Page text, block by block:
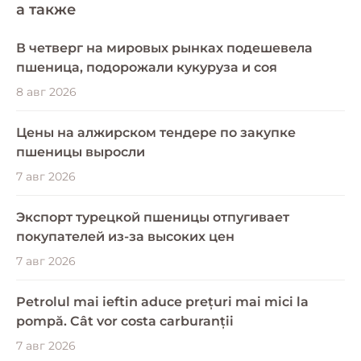
a также
В четверг на мировых рынках подешевела
пшеница, подорожали кукуруза и соя
8 авг 2026
Цены на алжирском тендере по закупке
пшеницы выросли
7 авг 2026
Экспорт турецкой пшеницы отпугивает
покупателей из-за высоких цен
7 авг 2026
Petrolul mai ieftin aduce prețuri mai mici la
pompă. Cât vor costa carburanții
7 авг 2026